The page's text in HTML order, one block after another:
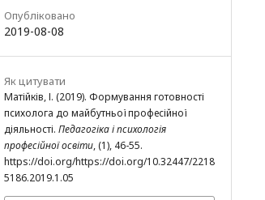
Опубліковано
2019-08-08
Як цитувати
Матійків, І. (2019). Формування готовності
психолога до майбутньої професійної
діяльності. Педагогіка і психологія
професійної освіти, (1), 46-55.
https://doi.org/https://doi.org/10.32447/2218
5186.2019.1.05